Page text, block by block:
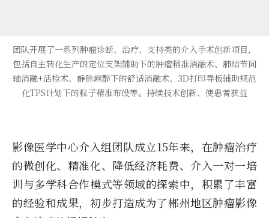
团队开展了一系列肿瘤诊断、治疗、支持类的介入手术创新项目，
包括自主转化生产的定位支架辅助下的肿瘤精准消融术、肺结节同
轴消融+活检术、静脉麻醉下的舒适消融术、3D打印导板辅助规范
化TPS计划下的粒子精准布设等。持续技术创新、使患者获益
影像医学中心介入组团队成立15年来，在肿瘤治疗
的微创化、精准化、降低经济耗费、介入一对一培
训与多学科合作模式等领域的探索中，积累了丰富
的经验和成果，初步打造成为了郴州地区肿瘤影像